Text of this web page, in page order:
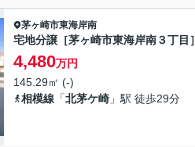
茅ヶ崎市東海岸南
宅地分譲［茅ヶ崎市東海岸南３丁目］
4,480万円
145.29㎡ (-)
相模線 「北茅ケ崎 」駅 徒歩29分